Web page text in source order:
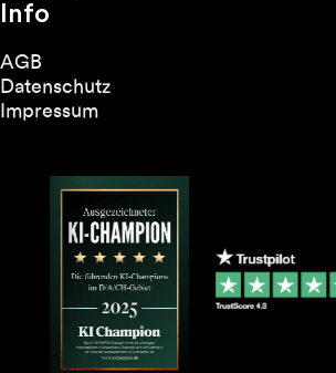
Info
AGB
Datenschutz
Impressum